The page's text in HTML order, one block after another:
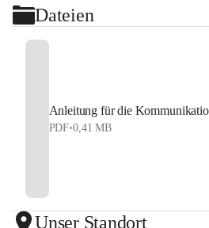
Dateien
Anleitung für die
PDF•0,41 MB
Unser Standort